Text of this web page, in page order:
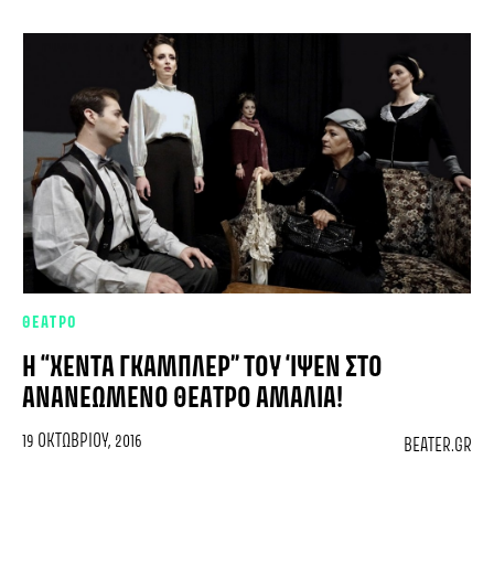
ΘΕΑΤΡΟ
Η “ΧΈΝΤΑ ΓΚΆΜΠΛΕΡ” ΤΟΥ ‘ΙΨΕΝ ΣΤΟ
ΑΝΑΝΕΩΜΈΝΟ ΘΈΑΤΡΟ ΑΜΑΛΙΑ!
19 ΟΚΤΩΒΡΊΟΥ, 2016 BEATER.GR